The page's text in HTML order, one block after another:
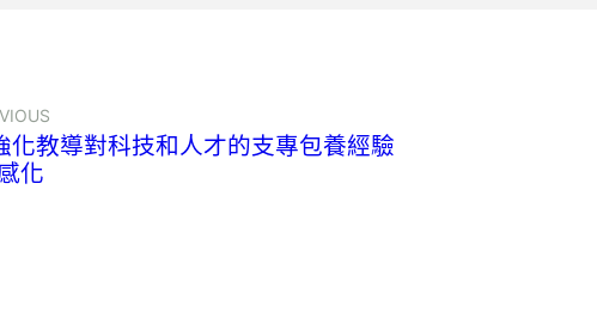
化教導對科技和人才的支專包養經驗
化